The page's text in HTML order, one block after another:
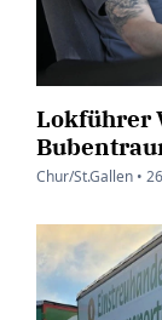
Lokführer
Chur/St.Gallen •